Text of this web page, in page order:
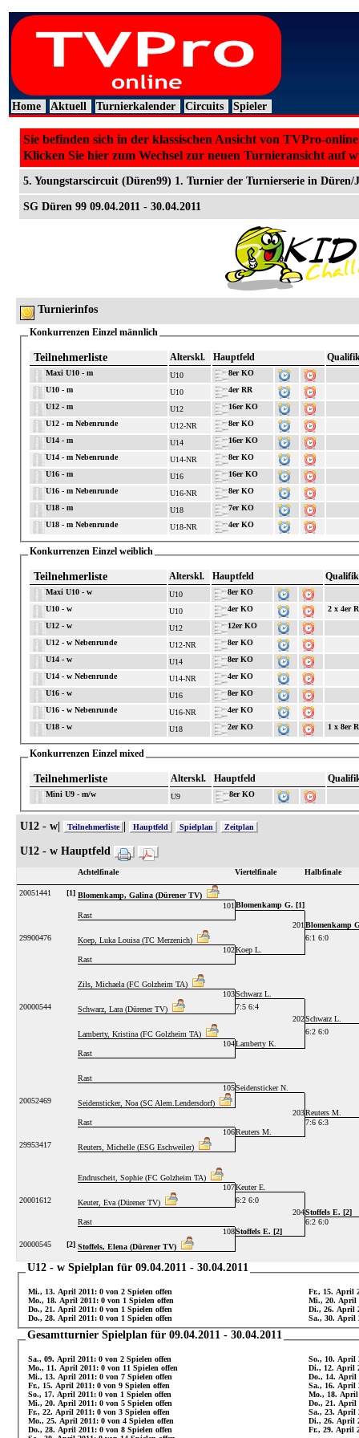
Home Aktuell Turnierkalender Circuits Spieler
Sie befinden sich in der klassischen Ansicht von TVPro-
Klicken Sie hier zum Wechsel zur neuen Turnieransicht auf
5. Youngstarscircuit (Düren99) 1. Turnier der Turnierserie in Düren/
SG Düren 99 09.04.2011 - 30.04.2011
Turnierinfos
Konkurrenzen Einzel männlich
Teilnehmerliste Alterskl. Hauptfeld
Maxi U10 - m U10
8er KO
U10 - m
U10
4er RR
U12 - m
U12
16er KO
U12 - m Nebenrunde
U12-NR
8er KO
U14 - m
U14
16er KO
U14 - m Nebenrunde
U14-NR
8er KO
U16 - m
U16
16er KO
U16 - m Nebenrunde
U16-NR
8er KO
U18 - m
U18
7er KO
U18 - m Nebenrunde
U18-NR 4er KO
Konkurrenzen Einzel weiblich
Teilnehmerliste Alterskl. Hauptfeld
Maxi U10 - w U10
8er KO
U10 - w
U10 4er KO
2 x 4er
U12 - w
U12
12er KO
U12 - w Nebenrunde
U12-NR
8er KO
U14 - w
U14
8er KO
U14 - w Nebenrunde
U14-NR
4er KO
U16 - w
U16
8er KO
U16 - w Nebenrunde
U16-NR
4er KO
U18 - w
U18 2er KO 1 x 8er
Konkurrenzen Einzel mixed
Teilnehmerliste Alterskl. Hauptfeld
Mini U9 - m/w U9 8er KO
U12 - w| Teilnehmerliste Hauptfeld Spielplan Zeitplan
U12 - w Hauptfeld
Achtelfinale Viertelfinale Halbfinale
20051441 [1] Blomenkamp, Galina (Dürener TV)
101 Blomenkamp G. [1]
Rast
201 Blomenkamp
29900476
Koep, Luka Louisa (TC Merzenich)
6:1 6:0
102Koep L.
Rast
Zils, Michaela (FC Golzheim TA)
103Schwarz L.
20000544
Schwarz, Lara (Dürener TV)
7:5 6:4
202Schwarz L.
Lamberty, Kristina (FC Golzheim TA)
6:2 6:0
104Lamberty K.
Rast
Rast
105Seidensticker N.
20052469
Seidensticker, Noa (SC Alem.Lendersdorf)
203Reuters M.
Rast
7:6 6:3
106Reuters M.
29953417
Reuters, Michelle (ESG Eschweiler)
Endruscheit, Sophie (FC Golzheim TA)
107Keuter E.
20001612
Keuter, Eva (Dürener TV)
6:2 6:0
204Stoffels E. [2]
Rast
6:2 6:0
108Stoffels E. [2]
20000545
[2] Stoffels, Elena (Dürener TV)
U12 - w Spielplan für 09.04.2011 - 30.04.2011
Mi., 13. April 2011: 0 von 2 Spielen offen
Fr., 15. April
Mo., 18. April 2011: 0 von 1 Spielen offen
Mi., 20. April
Do., 21. April 2011: 0 von 1 Spielen offen
Di., 26. April
Do., 28. April 2011: 0 von 1 Spielen offen
Sa., 30. April
Gesamtturnier Spielplan für 09.04.2011 - 30.04.2011
Sa., 09. April 2011: 0 von 2 Spielen offen
So., 10. April
Mo., 11. April 2011: 0 von 11 Spielen offen
Di., 12. April
Mi., 13. April 2011: 0 von 7 Spielen offen
Do., 14. April
Fr., 15. April 2011: 0 von 9 Spielen offen
Sa., 16. April
So., 17. April 2011: 0 von 1 Spielen offen
Mo., 18. April
Mi., 20. April 2011: 0 von 5 Spielen offen
Do., 21. April
Fr., 22. April 2011: 0 von 3 Spielen offen
Sa., 23. April
Mo., 25. April 2011: 0 von 4 Spielen offen
Di., 26. April
Do., 28. April 2011: 0 von 8 Spielen offen
Fr., 29. April